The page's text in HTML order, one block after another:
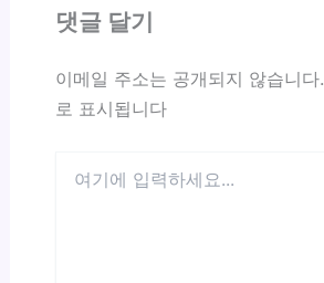
댓글 달기
이메일 주소는 공개되지 않습니다.
로 표시됩니다